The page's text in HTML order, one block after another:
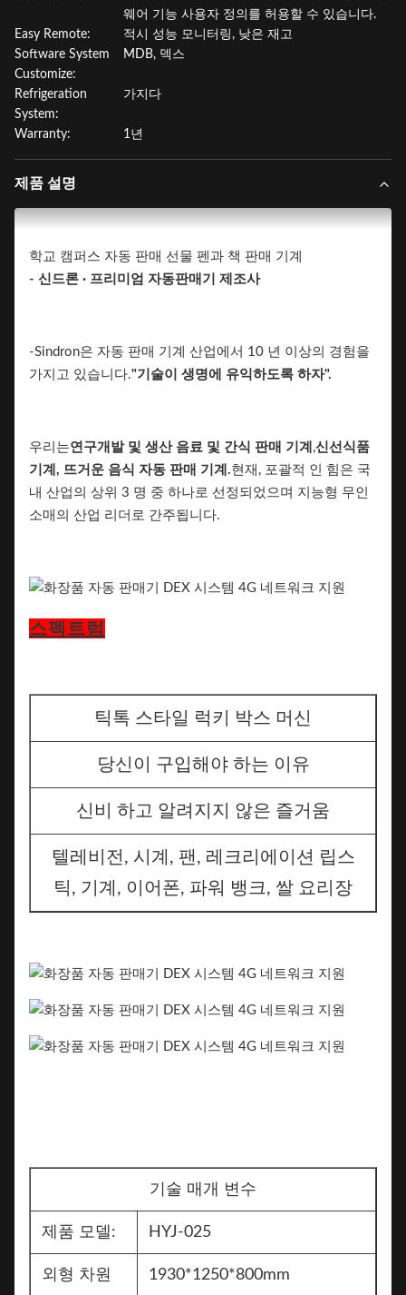
웨어 기능 사용자 정의를 허용할 수 있습니다.
Easy Remote:
적시 성능 모니터링, 낮은 재고
Software System
Customize:
MDB, 덱스
Refrigeration
System:
가지다
Warranty: 1년
제품 설명
학교 캠퍼스 자동 판매 선물 펜과 책 판매 기계
- 신드론 ∙ 프리미엄 자동판매기 제조사
-Sindron은 자동 판매 기계 산업에서 10 년 이상의 경험을
가지고 있습니다."기술이 생명에 유익하도록 하자".
우리는연구개발 및 생산 음료 및 간식 판매 기계 ,신선식품
기계, 뜨거운 음식 자동 판매 기계.현재, 포괄적 인 힘은 국
내 산업의 상위 3 명 중 하나로 선정되었으며 지능형 무인
소매의 산업 리더로 간주됩니다.
스펙트럼
틱톡 스타일 럭키 박스 머신
당신이 구입해야 하는 이유
신비 하고 알려지지 않은 즐거움
텔레비전, 시계, 팬, 레크리에이션 립스
틱, 기계, 이어폰, 파워 뱅크, 쌀 요리장
기술 매개 변수
제품 모델: HYJ-025
외형 차원 1930*1250*800mm